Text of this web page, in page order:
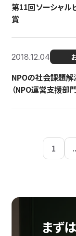
第11回ソーシャル
賞
2018.12.04
NPOの社会課題
（NPO運営支援部
1
まず